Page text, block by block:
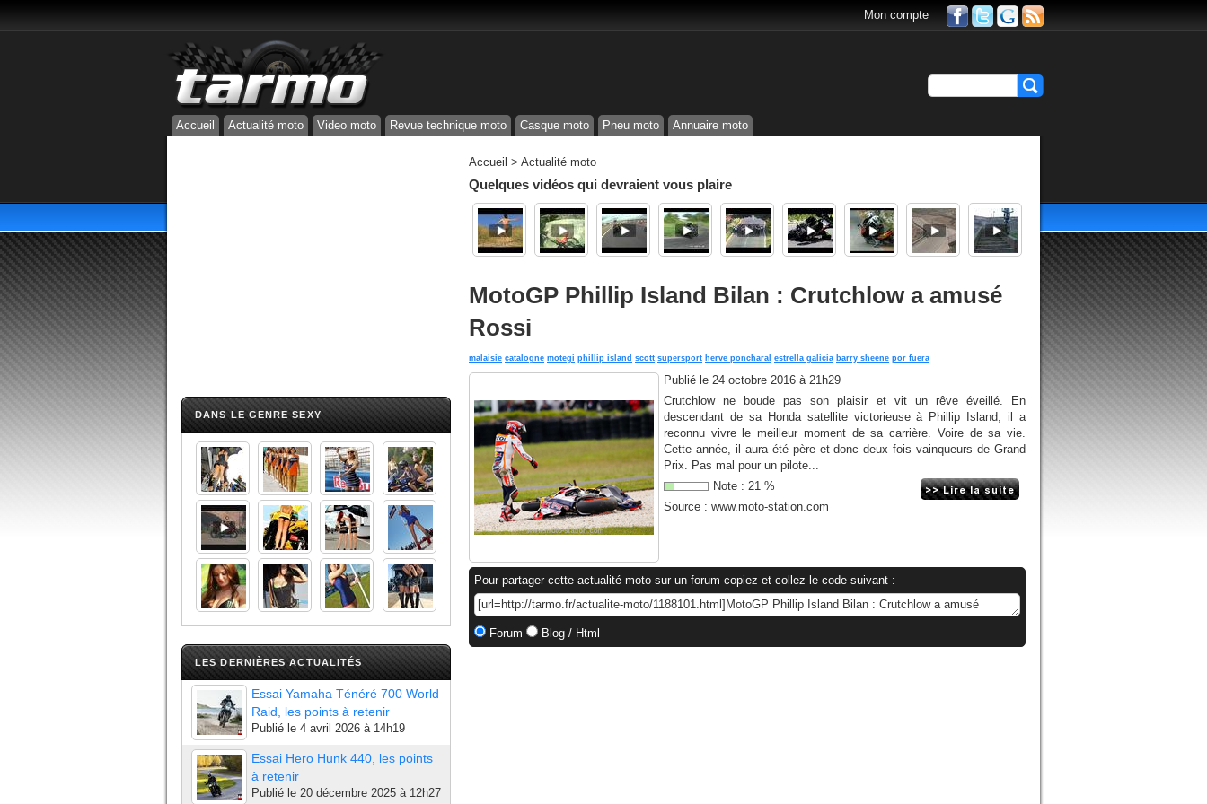
Mon compte
Accueil Actualité moto Video moto Revue technique moto Casque moto Pneu moto Annuaire moto
DANS LE GENRE SEXY
LES DERNIÈRES ACTUALITÉS
Essai Yamaha Ténéré 700 World
Raid, les points à retenir
Publié le 4 avril 2026 à 14h19
Essai Hero Hunk 440, les points
à retenir
Publié le 20 décembre 2025 à 12h27
Accueil > Actualité moto
Quelques vidéos qui devraient vous plaire
MotoGP Phillip Island Bilan : Crutchlow a amusé
Rossi
malaisie catalogne motegi phillip island scott supersport herve poncharal estrella galicia barry sheene por fuera
Publié le 24 octobre 2016 à 21h29
Crutchlow ne boude pas son plaisir et vit un rêve éveillé. En
descendant de sa Honda satellite victorieuse à Phillip Island, il a
reconnu vivre le meilleur moment de sa carrière. Voire de sa vie.
Cette année, il aura été père et donc deux fois vainqueurs de Grand
Prix. Pas mal pour un pilote...
Note : 21 %
Source : www.moto-station.com
Pour partager cette actualité moto sur un forum copiez et collez le code suivant :
Forum Blog / Html